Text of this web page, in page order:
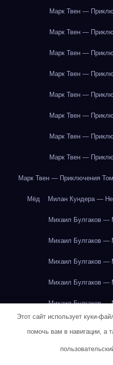
Марк Твен —
Марк Твен —
Марк Твен —
Марк Твен —
Марк Твен —
Марк Твен —
Марк Твен —
Марк Твен —
Марк Твен — Приключения
Мёд Милан Кундера —
Михаил Булгаков —
Михаил Булгаков —
Михаил Булгаков —
Михаил Булгаков —
Михаил Булгаков —
Михаил Булгаков —
Этот сайт использует куки-
помочь вам в навигации, а